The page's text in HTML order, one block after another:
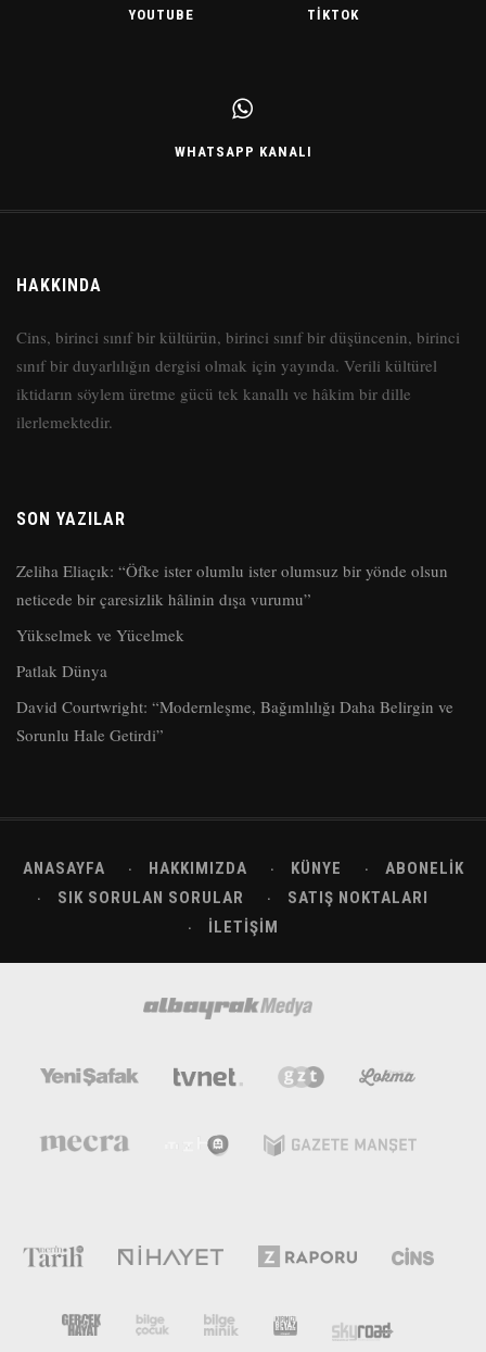
YOUTUBE TIKTOK
WHATSAPP KANALI
HAKKINDA
Cins, birinci sınıf bir kültürün, birinci sınıf bir düşüncenin, birinci
sınıf bir duyarlılığın dergisi olmak için yayında. Verili kültürel
iktidarın söylem üretme gücü tek kanallı ve hâkim bir dille
ilerlemektedir.
SON YAZILAR
Zeliha Eliaçık: “Öfke ister olumlu ister olumsuz bir yönde olsun
neticede bir çaresizlik hâlinin dışa vurumu”
Yükselmek ve Yücelmek
Patlak Dünya
David Courtwright: “Modernleşme, Bağımlılığı Daha Belirgin ve
Sorunlu Hale Getirdi”
ANASAYFA HAKKIMIZDA KÜNYE
ABONELIK
SIK SORULAN SORULAR
SATIŞ NOKTALARI
İLETIŞIM